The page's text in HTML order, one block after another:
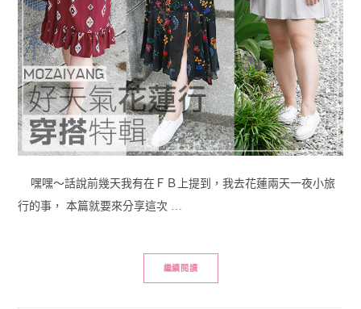
嘿嘿～話說前幾天我有在ＦＢ上提到，我去花蓮兩天一夜小旅
行的事， 本篇就要來分享這次 …
繼續閱讀